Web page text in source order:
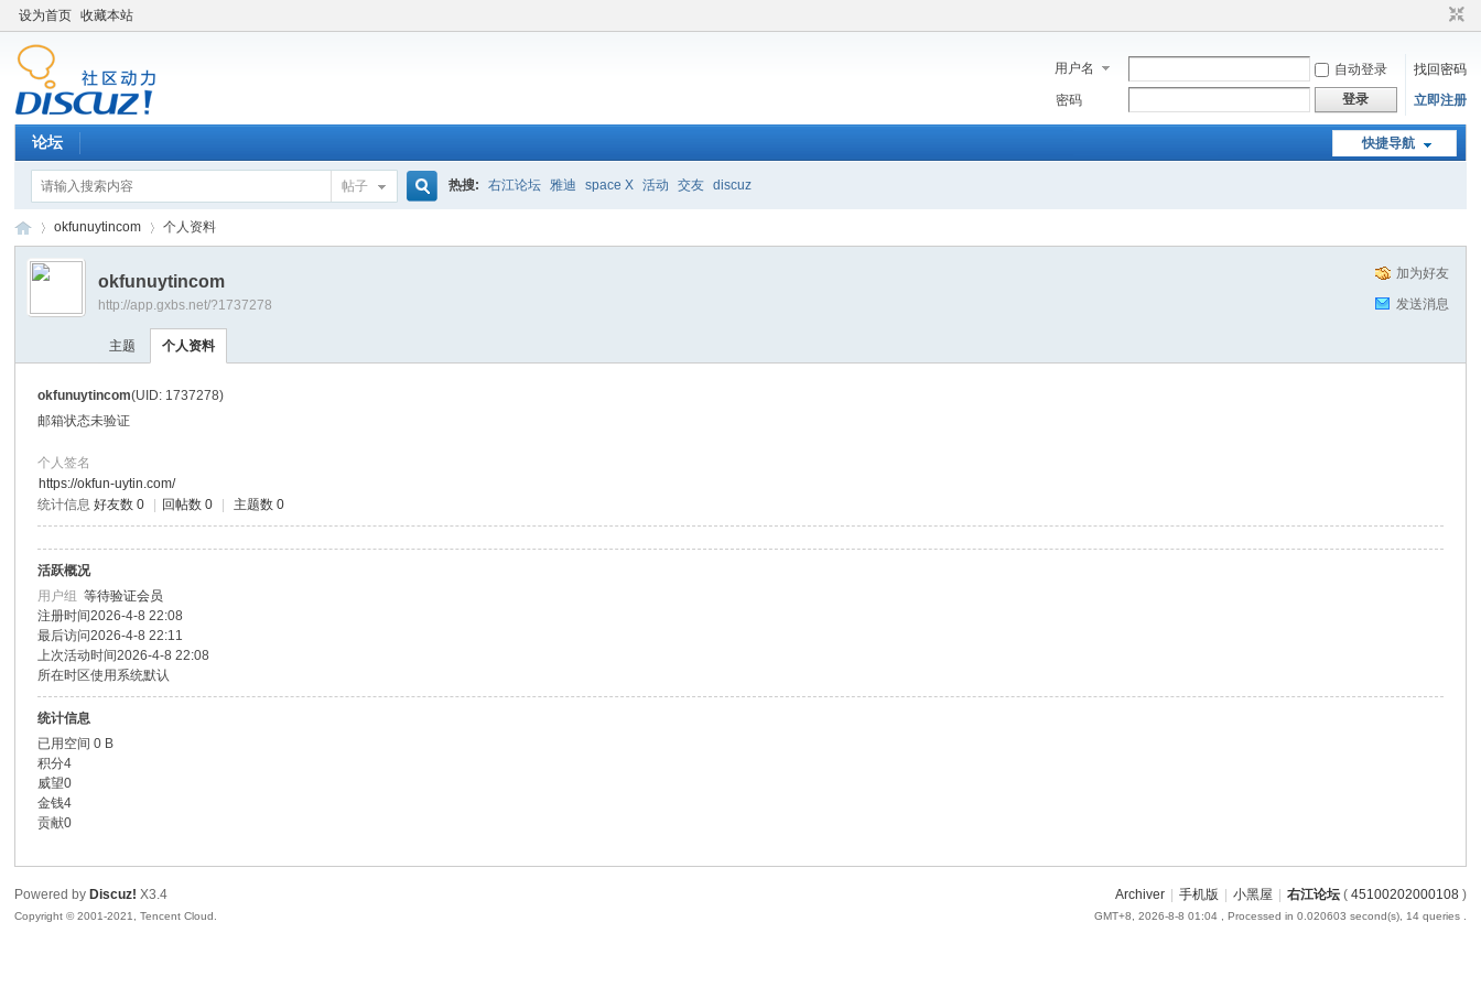
设为首页 收藏本站
用户名 自动登录
找回密码
密码
登录 立即注册
快捷导航
论坛
帖子 热搜: 右江论坛 雅迪 space X 活动 交友 discuz
›
okfunuytincom 个人资料
加为好友
发送消息
okfunuytincom
http://app.gxbs.net/?1737278
主题 个人资料
okfunuytincom(UID: 1737278)
邮箱状态未验证
个人签名
https://okfun-uytin.com/
统计信息 好友数 0 回帖数 0 主题数 0
活跃概况
用户组等待验证会员
注册时间2026-4-8 22:08
最后访问2026-4-8 22:11
上次活动时间2026-4-8 22:08
所在时区使用系统默认
统计信息
已用空间 0 B
积分4
威望0
金钱4
贡献0
Archiver 手机版 小黑屋 右江论坛( 45100202000108)
GMT+8, 2026-8-8 01:04, Processed in 0.020603 second(s), 14 queries .
Powered by Discuz! X3.4
Copyright © 2001-2021, Tencent Cloud.